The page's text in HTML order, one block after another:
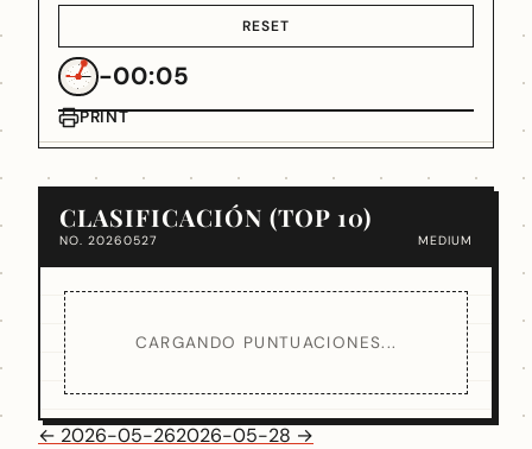
RESET
-00:05
PRINT
CLASIFICACIÓN (TOP 10)
NO. 20260527 MEDIUM
CARGANDO PUNTUACIONES...
← 2026-05-262026-05-28 →